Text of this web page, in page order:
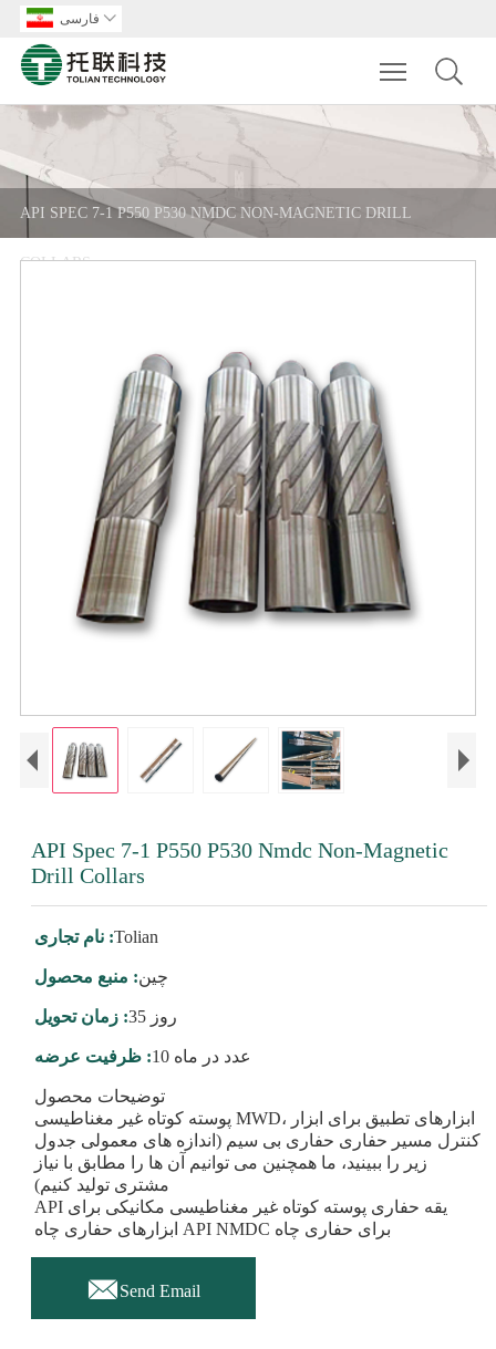
فارسی 
Toggle
API SPEC 7-1 P550 P530 NMDC NON-MAGNETIC DRILL
COLLARS
API Spec 7-1 P550 P530 Nmdc Non-Magnetic
Drill Collars
نام تجاری :Tolian
منبع محصول :چین
زمان تحویل : 35 روز
ظرفیت عرضه : 10 عدد در ماه
توضیحات محصول
پوسته کوتاه غیر مغناطیسی MWD، ابزارهای تطبیق برای ابزار
کنترل مسیر حفاری حفاری بی سیم (اندازه های معمولی جدول
زیر را ببینید، ما همچنین می توانیم آن ها را مطابق با نیاز
مشتری تولید کنیم)
API یقه حفاری پوسته کوتاه غیر مغناطیسی مکانیکی برای
ابزارهای حفاری چاه API NMDC برای حفاری چاه
Send Email